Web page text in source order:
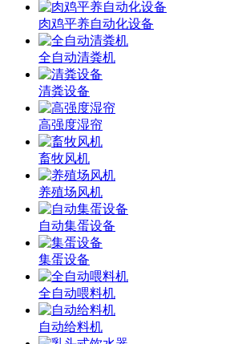
肉鸡平养自动化设备
全自动清粪机
清粪设备
高强度湿帘
畜牧风机
养殖场风机
自动集蛋设备
集蛋设备
全自动喂料机
自动给料机